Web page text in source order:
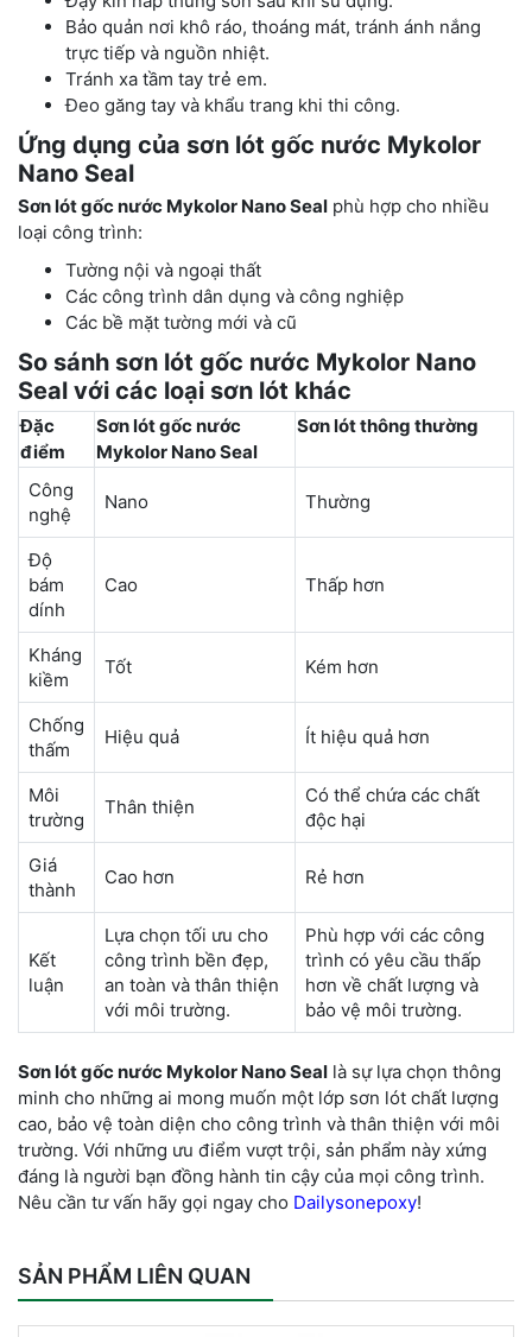
Bảo quản nơi khô ráo, thoáng mát, tránh ánh nắng
trực tiếp và nguồn nhiệt.
Tránh xa tầm tay trẻ em.
Đeo găng tay và khẩu trang khi thi công.
Ứng dụng của sơn lót gốc nước Mykolor
Nano Seal
Sơn lót gốc nước Mykolor Nano Seal phù hợp cho nhiều
loại công trình:
Tường nội và ngoại thất
Các công trình dân dụng và công nghiệp
Các bề mặt tường mới và cũ
So sánh sơn lót gốc nước Mykolor Nano
Seal với các loại sơn lót khác
Đặc
điểm
Sơn lót gốc nước
Mykolor Nano Seal
Sơn lót thông thường
Công
nghệ
Nano Thường
Độ
bám
dính
Cao Thấp hơn
Kháng
kiềm
Tốt Kém hơn
Chống
thấm
Hiệu quả Ít hiệu quả hơn
Môi
trường
Thân thiện
Có thể chứa các chất
độc hại
Giá
thành
Cao hơn Rẻ hơn
Kết
luận
Lựa chọn tối ưu cho
công trình bền đẹp,
an toàn và thân thiện
với môi trường.
Phù hợp với các công
trình có yêu cầu thấp
hơn về chất lượng và
bảo vệ môi trường.
Sơn lót gốc nước Mykolor Nano Seal là sự lựa chọn thông
minh cho những ai mong muốn một lớp sơn lót chất lượng
cao, bảo vệ toàn diện cho công trình và thân thiện với môi
trường. Với những ưu điểm vượt trội, sản phẩm này xứng
đáng là người bạn đồng hành tin cậy của mọi công trình.
Nêu cần tư vấn hãy gọi ngay cho Dailysonepoxy!
SẢN PHẨM LIÊN QUAN